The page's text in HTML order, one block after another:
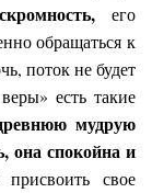
его
обращаться к
поток не будет
есть такие
мудрую
она спокойна и
свое